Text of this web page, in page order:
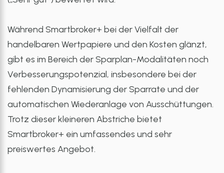
Während Smartbroker+ bei der Vielfalt der
handelbaren Wertpapiere und den Kosten glänzt,
gibt es im Bereich der Sparplan-Modalitäten noch
Verbesserungspotenzial, insbesondere bei der
fehlenden Dynamisierung der Sparrate und der
automatischen Wiederanlage von Ausschüttungen.
Trotz dieser kleineren Abstriche bietet
Smartbroker+ ein umfassendes und sehr
preiswertes Angebot.